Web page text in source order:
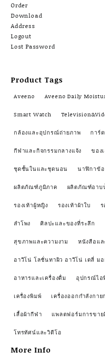
Order
Download
Address
Logout
Lost Password
Product Tags
Aveeno Aveeno Daily
Smart Watch
กล้องและอุปกรณ์ถ่ายภาพ การ์
กีฬาและกิจกรรมกลางแจ้ง ของ
ชุดชั้นในและชุดนอน นาฬิกาข้
ผลิตภัณฑ์ภูมิภาค ผลิตภัณฑ์อาบ
รองเท้าผู้หญิง รองเท้าผ้าใบ
ลำโพง ศิลปะและของที่ระลึก
สุขภาพและความงาม หนังสือแล
อาวีโน่ โลชั่นทาผิว อาวีโน่ เดลี่ มอ
อาหารและเครื่องดื่ม อุปกรณ์ไอ
เครื่องพิมพ์ เครื่องออกกำลังกาย
เสื้อผ้ากีฬา แพลตฟอร์มการขา
โทรทัศน์และวิดีโอ
More Info